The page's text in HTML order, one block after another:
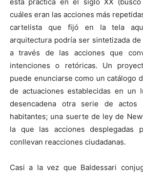
cuáles eran las acciones más
cartelista que fijó en la tela
arquitectura podría ser sintetizada
a través de las acciones que
intenciones o retóricas. Un
puede enunciarse como un catálogo
de actuaciones establecidas en un
desencadena otra serie de
habitantes; una suerte de ley de
la que las acciones desplegadas
conllevan reacciones ciudadanas.
Casi a la vez que Baldessari